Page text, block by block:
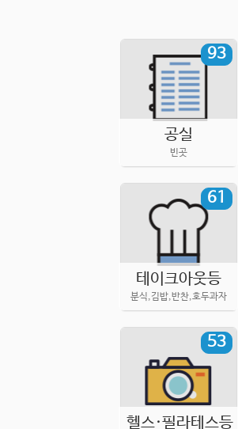
93
공실
빈곳
61
테이크아웃등
분식,김밥,반찬,호두과자
53
헬스·필라테스등